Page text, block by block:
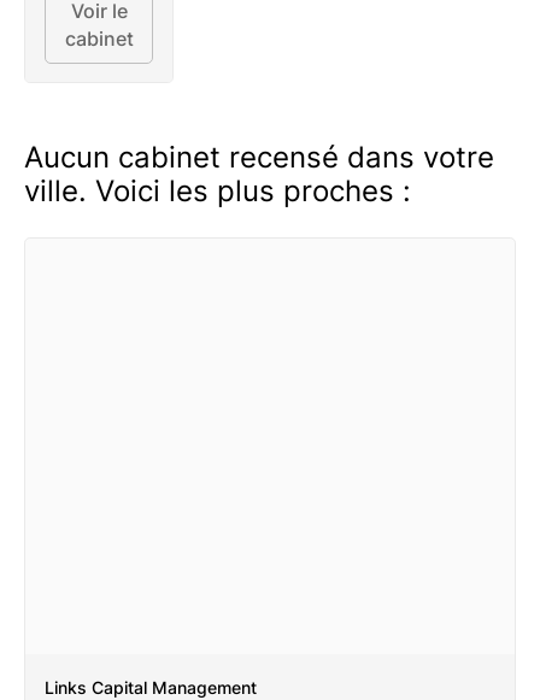
Voir le
cabinet
Aucun cabinet recensé dans votre
ville. Voici les plus proches :
Links Capital Management